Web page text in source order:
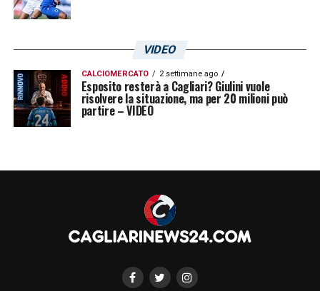
VIDEO
CALCIOMERCATO 2 settimane ago
Esposito resterà a Cagliari? Giulini vuole
risolvere la situazione, ma per 20 milioni può
partire – VIDEO